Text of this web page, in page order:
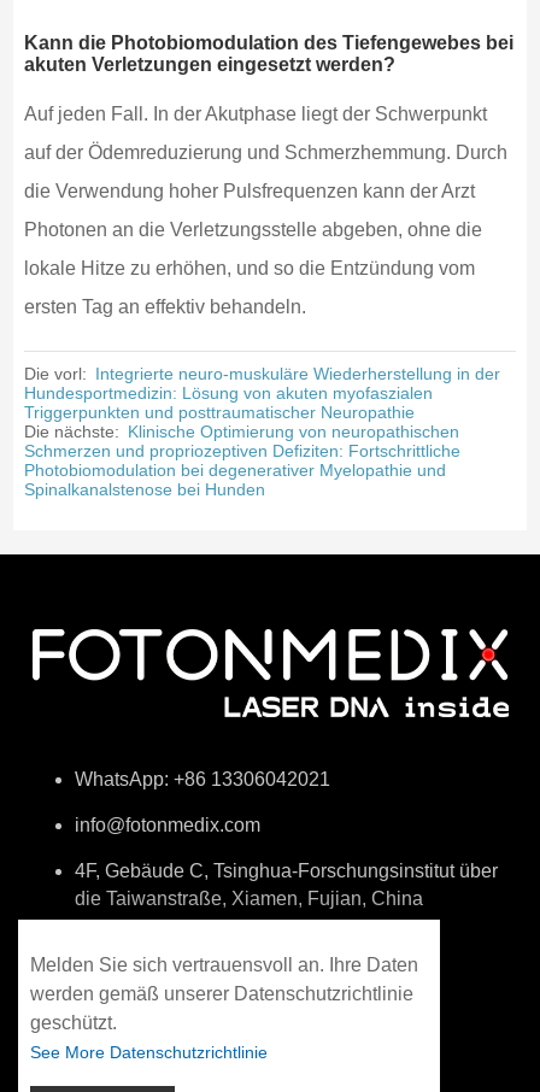
Kann die Photobiomodulation des Tiefengewebes bei
akuten Verletzungen eingesetzt werden?
Auf jeden Fall. In der Akutphase liegt der Schwerpunkt
auf der Ödemreduzierung und Schmerzhemmung. Durch
die Verwendung hoher Pulsfrequenzen kann der Arzt
Photonen an die Verletzungsstelle abgeben, ohne die
lokale Hitze zu erhöhen, und so die Entzündung vom
ersten Tag an effektiv behandeln.
Die vorl: Integrierte neuro-muskuläre Wiederherstellung in der
Hundesportmedizin: Lösung von akuten myofaszialen
Triggerpunkten und posttraumatischer Neuropathie
Die nächste: Klinische Optimierung von neuropathischen
Schmerzen und propriozeptiven Defiziten: Fortschrittliche
Photobiomodulation bei degenerativer Myelopathie und
Spinalkanalstenose bei Hunden
WhatsApp: +86 13306042021
info@fotonmedix.com
4F, Gebäude C, Tsinghua-Forschungsinstitut über
die Taiwanstraße, Xiamen, Fujian, China
Melden Sie sich vertrauensvoll an. Ihre Daten
werden gemäß unserer Datenschutzrichtlinie
geschützt.
See More Datenschutzrichtlinie